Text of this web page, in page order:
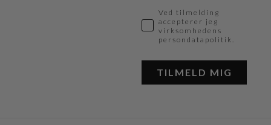
Ved tilmelding
accepterer jeg
virksomhedens
persondatapolitik.
TILMELD MIG